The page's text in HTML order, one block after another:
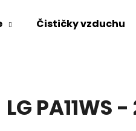
Čističky vzduchu
LG HĽADAŤ